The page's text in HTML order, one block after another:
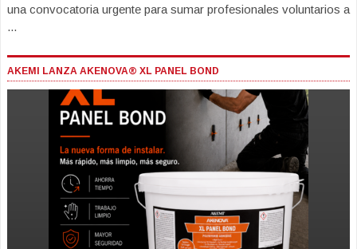
una convocatoria urgente para sumar profesionales voluntarios a
...
AKEMI LANZA AKENOVA® XL PANEL BOND